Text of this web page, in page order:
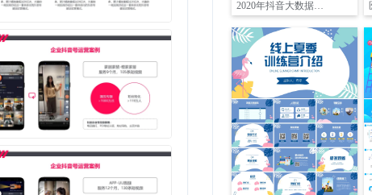
2020年抖音大数据报告PPT